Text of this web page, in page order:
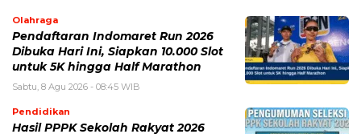
Fan ENHYPEN Meninggal Setelah Dihujani Komentar
Kebencian, Apa yang Sebenarnya Terjadi?
Jumat, 7 Agustus 2026 - 14:49 WIB
Setelah Berbagi Perjalanan Melawan Kanker